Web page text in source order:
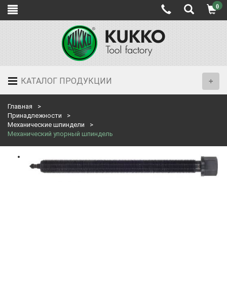
0
КАТАЛОГ ПРОДУКЦИИ
Главная
Принадлежности
Механические шпиндели
Механический упорный шпиндель